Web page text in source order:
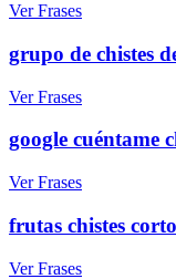
Ver Frases
grupo de chistes
Ver Frases
google cuéntame
Ver Frases
frutas chistes
Ver Frases